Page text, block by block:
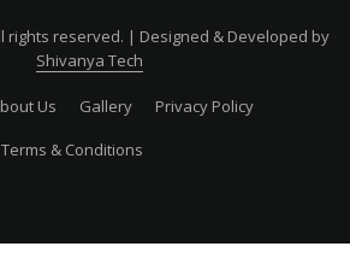
rights reserved. | Designed & Developed by
Shivanya Tech
Us Gallery
Privacy Policy
Terms & Conditions